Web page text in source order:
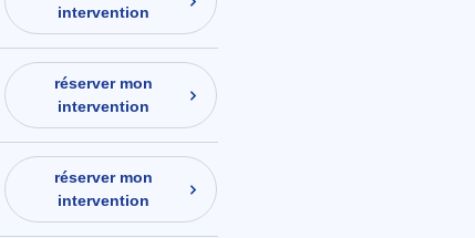
intervention
réserver mon
intervention
réserver mon
intervention